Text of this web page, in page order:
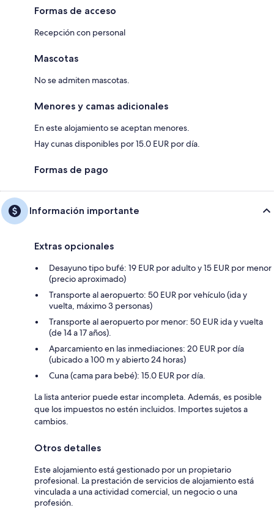
Formas de acceso
Recepción con personal
Mascotas
No se admiten mascotas.
Menores y camas adicionales
En este alojamiento se aceptan menores.
Hay cunas disponibles por 15.0 EUR por día.
Formas de pago
Información importante
Extras opcionales
Desayuno tipo bufé: 19 EUR por adulto y 15 EUR por menor
(precio aproximado)
Transporte al aeropuerto: 50 EUR por vehículo (ida y
vuelta, máximo 3 personas)
Transporte al aeropuerto por menor: 50 EUR ida y vuelta
(de 14 a 17 años).
Aparcamiento en las inmediaciones: 20 EUR por día
(ubicado a 100 m y abierto 24 horas)
Cuna (cama para bebé): 15.0 EUR por día.
La lista anterior puede estar incompleta. Además, es posible
que los impuestos no estén incluidos. Importes sujetos a
cambios.
Otros detalles
Este alojamiento está gestionado por un propietario
profesional. La prestación de servicios de alojamiento está
vinculada a una actividad comercial, un negocio o una
profesión.